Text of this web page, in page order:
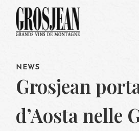
NEWS
Grosjean
d’Aosta nelle